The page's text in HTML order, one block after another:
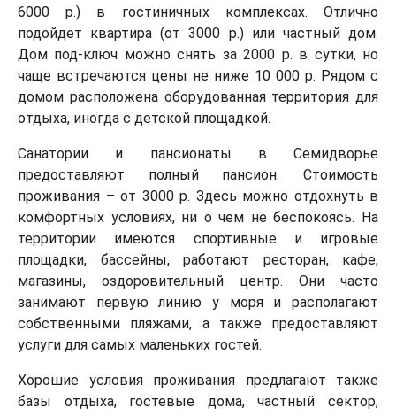
6000 р.) в гостиничных комплексах. Отлично
подойдет квартира (от 3000 р.) или частный дом.
Дом под-ключ можно снять за 2000 р. в сутки, но
чаще встречаются цены не ниже 10 000 р. Рядом с
домом расположена оборудованная территория для
отдыха, иногда с детской площадкой.
Санатории и пансионаты в Семидворье
предоставляют полный пансион. Стоимость
проживания – от 3000 р. Здесь можно отдохнуть в
комфортных условиях, ни о чем не беспокоясь. На
территории имеются спортивные и игровые
площадки, бассейны, работают ресторан, кафе,
магазины, оздоровительный центр. Они часто
занимают первую линию у моря и располагают
собственными пляжами, а также предоставляют
услуги для самых маленьких гостей.
Хорошие условия проживания предлагают также
базы отдыха, гостевые дома, частный сектор,